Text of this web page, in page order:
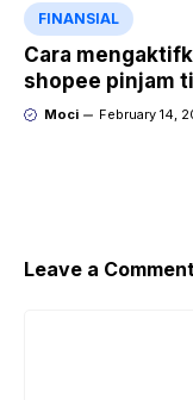
FINANSIAL
Cara
shopee pinjam
muncul
Moci February 14,
Leave a